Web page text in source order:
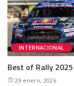
INTERNACIONAL
Best of Rally
29 enero, 2026